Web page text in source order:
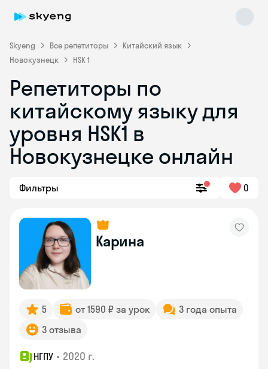
Skyeng Все репетиторы
Китайский язык
Новокузнецк
HSK 1
Репетиторы по
китайскому языку для
уровня HSK1 в
Новокузнецке онлайн
Фильтры 0
Карина
5 от 1590 ₽ за урок
3 года опыта
3 отзыва
НГПУ • 2020 г.
Skyeng Chat